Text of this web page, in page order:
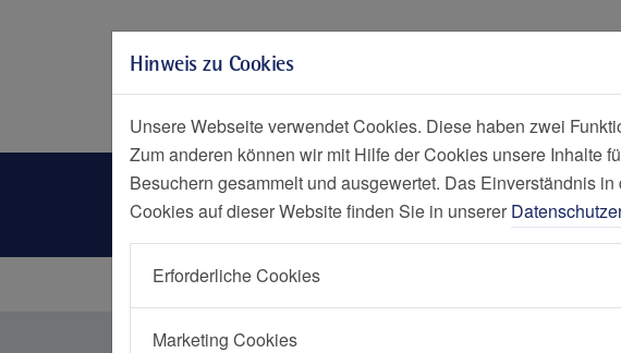
Zum Seitenende springen
Menü Social Media
Nachrichtenliste Kategorien
Startseite Nachrichten Übersicht
Hinweis zu Cookies
Unsere Webseite verwendet Cookies. Diese haben zwei
Zum anderen können wir mit Hilfe der Cookies unsere Inhalte
Besuchern gesammelt und ausgewertet. Das Einverständnis
Cookies auf dieser Website finden Sie in unserer
Erforderliche Cookies
Marketing Cookies